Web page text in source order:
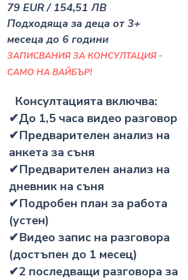
79 EUR / 154,51 ЛВ​
Подходяща за деца от 3+
месеца до 6 години
ЗАПИСВАНИЯ ЗА КОНСУЛТАЦИЯ -
САМО НА ВАЙБЪР!
Консултацията включва:
✔До 1,5 часa видео разговор
✔Предварителен анализ на
анкета за съня
✔Предварителен анализ на
дневник на съня
✔Подробен план за работа
(устен)
✔Видео запис на разговора
(достъпен до 1 месец)
✔2 последващи разговора за